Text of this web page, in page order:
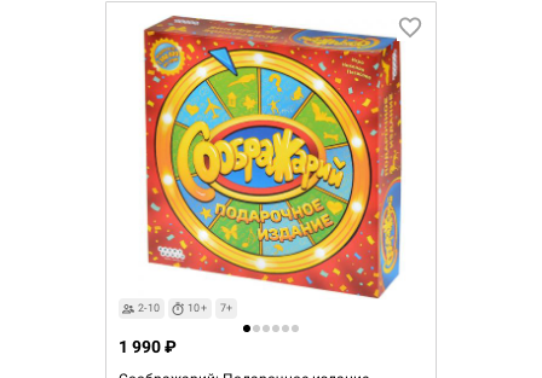
2-10 10+ 7+
1 990 ₽